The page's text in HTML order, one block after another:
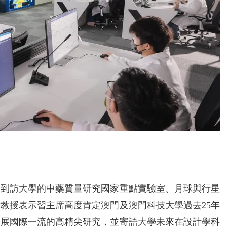
訪大學的中藥質量研究國家重點實驗室、月球與行星
授表示習主席高度肯定澳門及澳門科技大學過去25年
國際一流的高精尖研究，並寄語大學未來在設計學科